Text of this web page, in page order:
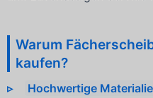
Warum
kaufen?
Hochwertige